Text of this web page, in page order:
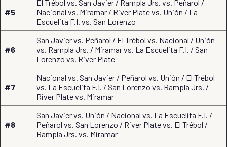
#5
El Trébol vs. San Javier / Rampla Jrs. vs. Peñarol /
Nacional vs. Miramar / River Plate vs. Unión / La
Escuelita F.I. vs. San Lorenzo
#6
San Javier vs. Peñarol / El Trébol vs. Nacional / Unión
vs. Rampla Jrs. / Miramar vs. La Escuelita F.I. / San
Lorenzo vs. River Plate
#7
Nacional vs. San Javier / Peñarol vs. Unión / El Trébol
vs. La Escuelita F.I. / San Lorenzo vs. Rampla Jrs. /
River Plate vs. Miramar
#8
San Javier vs. Unión / Nacional vs. La Escuelita F.I. /
Peñarol vs. San Lorenzo / River Plate vs. El Trébol /
Rampla Jrs. vs. Miramar